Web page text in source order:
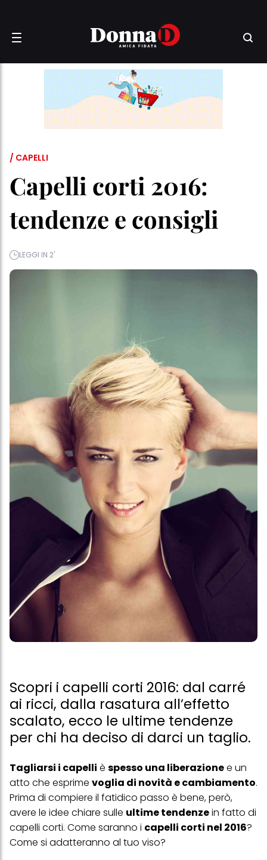
/ CAPELLI
Capelli corti 2016:
tendenze e consigli
LEGGI IN 2'
Scopri i capelli corti 2016: dal carré
ai ricci, dalla rasatura all’effetto
scalato, ecco le ultime tendenze
per chi ha deciso di darci un taglio.
Tagliarsi i capelli è spesso una liberazionee un
atto che esprime voglia di novità e cambiamento.
Prima di compiere il fatidico passo è bene, però,
avere le idee chiare sulle ultime tendenzein fatto di
capelli corti. Come saranno i capelli corti nel 2016?
Come si adatteranno al tuo viso?